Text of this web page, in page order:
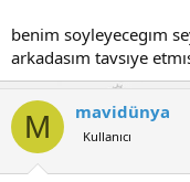
benim soyleyecegım
arkadasım tavsıye
M mavidünya
Kullanıcı